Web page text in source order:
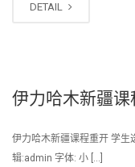
DETAIL
伊力哈木新疆
伊力哈木新疆课程重开 学
辑:admin 字体: 小 […]